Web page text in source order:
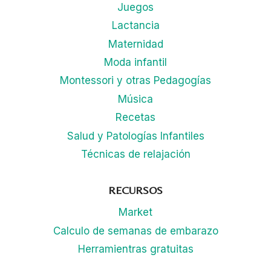
Juegos
Lactancia
Maternidad
Moda infantil
Montessori y otras Pedagogías
Música
Recetas
Salud y Patologías Infantiles
Técnicas de relajación
RECURSOS
Market
Calculo de semanas de embarazo
Herramientras gratuitas